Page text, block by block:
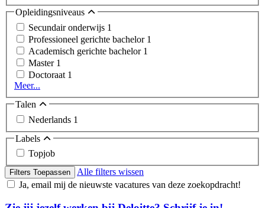
Opleidingsniveaus
Secundair onderwijs 1
Professioneel gerichte bachelor 1
Academisch gerichte bachelor 1
Master 1
Doctoraat 1
Meer...
Talen
Nederlands 1
Labels
Topjob
Filters Toepassen
Alle filters wissen
Ja, email mij de nieuwste vacatures van deze zoekopdracht!